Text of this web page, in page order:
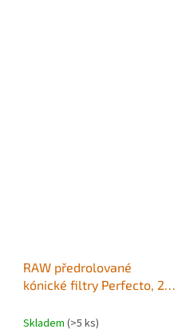
RAW předrolované
kónické filtry Perfecto, 21
Skladem (>5 ks)